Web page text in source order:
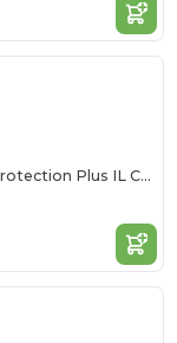
Men's Advantage Snag Protection Plus IL Colorblock Polo